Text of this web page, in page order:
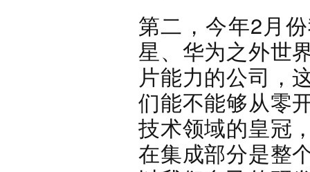
第二，今年2月
星、华为之外世
片能力的公司，
们能不能够从零
技术领域的皇冠
在集成部分是整